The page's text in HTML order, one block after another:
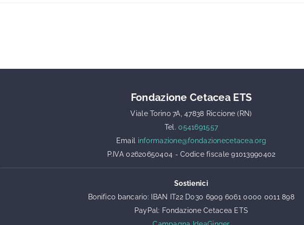
Fondazione Cetacea ETS
Viale Torino 7A, 47838 Riccione (RN)
Tel.0541691557
Email informazione@fondazionecetacea.org
P.IVA 02620650404 - Codice fiscale 91013990402
Sostienici
Bonifico bancario: IBAN IT22 D030 6909 6061 0000 0011 898
PayPal: Fondazione Cetacea ETS